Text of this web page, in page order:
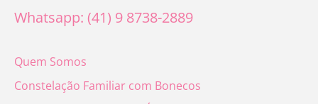
Whatsapp: (41) 9 8738-2889
Quem Somos
Constelação Familiar com Bonecos